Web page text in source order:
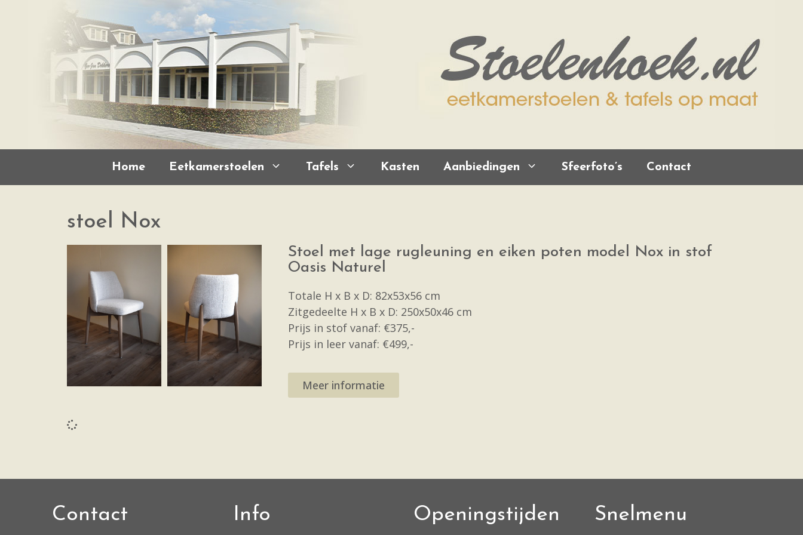
Home Eetkamerstoelen Tafels Kasten Aanbiedingen Sfeerfoto’s Contact
stoel Nox
Stoel met lage rugleuning en eiken poten model Nox in stof
Oasis Naturel
Totale H x B x D: 82x53x56 cm
Zitgedeelte H x B x D: 250x50x46 cm
Prijs in stof vanaf: €375,-
Prijs in leer vanaf: €499,-
Meer informatie
Contact Info Openingstijden Snelmenu